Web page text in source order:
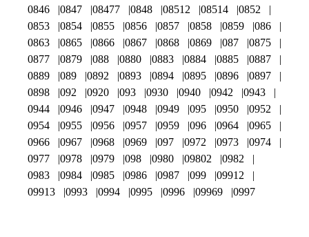
0846
0847 08477 0848 08512 08514
0852
0853
0854 0855 0856 0857 0858 0859
086
0863
0865 0866 0867 0868 0869 087
0875
0877
0879 088 0880 0883 0884 0885
0887
0889
089 0892 0893 0894 0895 0896
0897
0898
092 0920 093 0930 0940 0942
0943
0944
0946 0947 0948 0949 095 0950
0952
0954
0955 0956 0957 0959 096 0964
0965
0966
0967 0968 0969 097 0972 0973
0974
0977
0978 0979 098 0980 09802
0982
0983
0984 0985 0986 0987 099
09912
09913
0993 0994 0995 0996 09969 0997